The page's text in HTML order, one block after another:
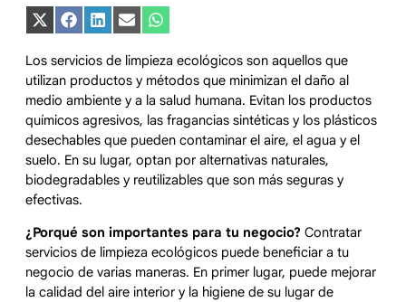
Compartir
en
(Twitter)
Compartir
en
Compartir
en
Compartir
en
Compartir
en
Los servicios de limpieza ecológicos son aquellos que
utilizan productos y métodos que minimizan el daño al
medio ambiente y a la salud humana. Evitan los productos
químicos agresivos, las fragancias sintéticas y los plásticos
desechables que pueden contaminar el aire, el agua y el
suelo. En su lugar, optan por alternativas naturales,
biodegradables y reutilizables que son más seguras y
efectivas.
¿Porqué son importantes para tu negocio? Contratar
servicios de limpieza ecológicos puede beneficiar a tu
negocio de varias maneras. En primer lugar, puede mejorar
la calidad del aire interior y la higiene de su lugar de